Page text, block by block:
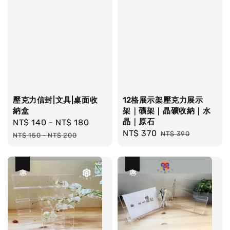
壓克力信封|文具|桌面收
納盒
Sale
price
NT$ 140 - NT$ 180
Regular
NT$ 150-NT$ 200
12格展示架壓克力展示
架｜礦架｜晶礦收納｜水
晶｜原石
Sale
NT$ 370 Regular
NT$ 390